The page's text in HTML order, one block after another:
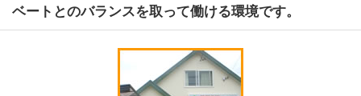
ベートとのバランスを取って働ける環境です。